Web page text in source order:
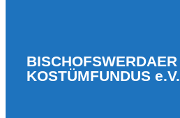
BISCHOFSWERDAER
KOSTÜMFUNDUS e.V.